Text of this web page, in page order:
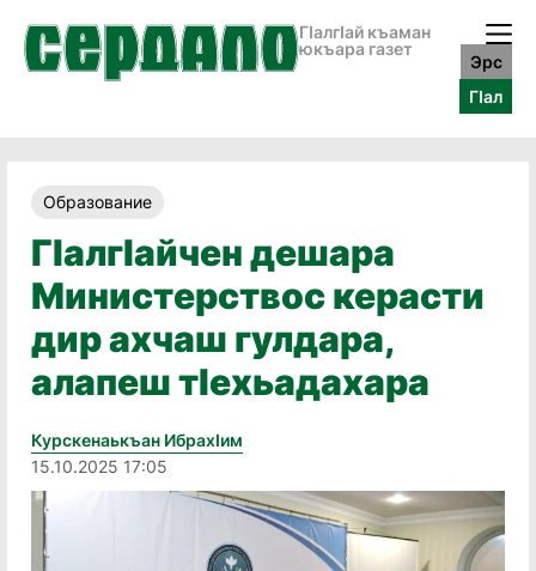
ГӀалгӀай къаман
юкъара газет
Эрс
ГӀал
Образование
ГӏалгӀайчен дешара
Министерствос керасти
дир ахчаш гулдара,
алапеш тӏехьадахара
Курскенаькъан Ибрахӏим
15.10.2025 17:05